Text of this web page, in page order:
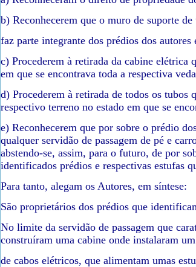
b) Reconhecerem que o muro de suporte
faz parte integrante dos prédios dos
c) Procederem à retirada da cabine elétrica
em que se encontrava toda a respectiva
d) Procederem à retirada de todos os
respectivo terreno no estado em que se
e) Reconhecerem que por sobre o prédio
qualquer servidão de passagem de pé e
abstendo-se, assim, para o futuro, de por
identificados prédios e respectivas estufas
Para tanto, alegam os Autores, em síntese:
São proprietários dos prédios que
No limite da servidão de passagem que
construíram uma cabine onde instalaram
de cabos elétricos, que alimentam umas